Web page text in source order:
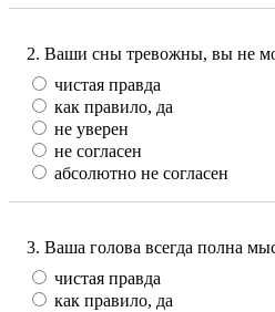
2. Ваши сны тревожны, вы не
чистая правда
как правило, да
не уверен
не согласен
абсолютно не согласен
3. Ваша голова всегда полна
чистая правда
как правило, да